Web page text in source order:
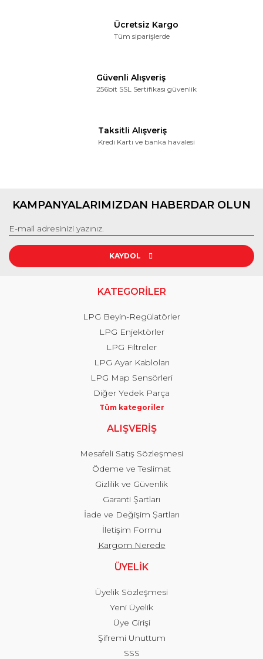
Ücretsiz Kargo
Tüm siparişlerde
Güvenli Alışveriş
256bit SSL Sertifikası güvenlik
Taksitli Alışveriş
Kredi Kartı ve banka havalesi
KAMPANYALARIMIZDAN HABERDAR OLUN
KAYDOL
KATEGORİLER
LPG Beyin-Regülatörler
LPG Enjektörler
LPG Filtreler
LPG Ayar Kabloları
LPG Map Sensörleri
Diğer Yedek Parça
Tüm kategoriler
ALIŞVERİŞ
Mesafeli Satış Sözleşmesi
Ödeme ve Teslimat
Gizlilik ve Güvenlik
Garanti Şartları
İade ve Değişim Şartları
İletişim Formu
Kargom Nerede
ÜYELİK
Üyelik Sözleşmesi
Yeni Üyelik
Üye Girişi
Şifremi Unuttum
SSS